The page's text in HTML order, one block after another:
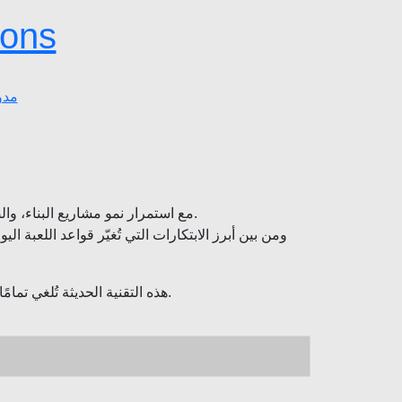
مع استمرار نمو مشاريع البناء، والصناعة، والبنية التحتية في دولة الإمارات، ترتفع الحاجة إلى حلول أكثر أمانًا، وأكثر نظافة، وأكثر استدامة لمعالجة مياه الصرف.
ومن بين أبرز الابتكارات التي تُغيّر قواعد اللعبة
هذه التقنية الحديثة تُلغي تمامًا استخدام الأحماض الخطرة التي كانت تُستعمل في معالجة مياه الخرسانة، وتوفر بديلاً أكثر أمانًا، وأكثر موثوقية، وصديقًا للبيئة.